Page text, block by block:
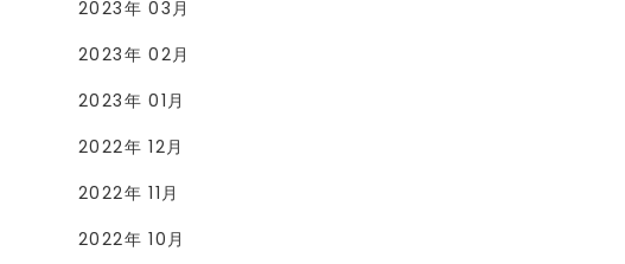
2023年 03月
2023年 02月
2023年 01月
2022年 12月
2022年 11月
2022年 10月